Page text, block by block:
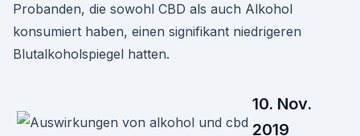
Probanden, die sowohl CBD als auch Alkohol
konsumiert haben, einen signifikant niedrigeren
Blutalkoholspiegel hatten.
10. Nov.
2019